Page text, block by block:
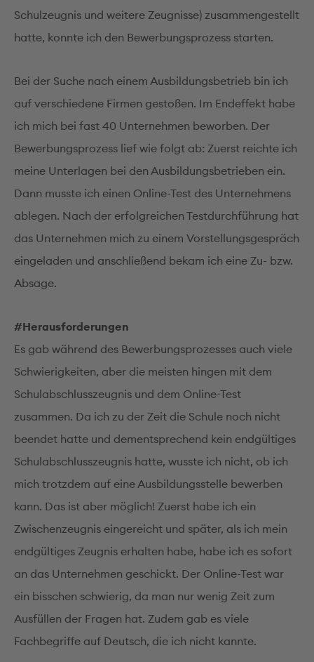
Schulzeugnis und weitere Zeugnisse) zusammengestellt
hatte, konnte ich den Bewerbungsprozess starten.
Bei der Suche nach einem Ausbildungsbetrieb bin ich
auf verschiedene Firmen gestoßen. Im Endeffekt habe
ich mich bei fast 40 Unternehmen beworben. Der
Bewerbungsprozess lief wie folgt ab: Zuerst reichte ich
meine Unterlagen bei den Ausbildungsbetrieben ein.
Dann musste ich einen Online-Test des Unternehmens
ablegen. Nach der erfolgreichen Testdurchführung hat
das Unternehmen mich zu einem Vorstellungsgespräch
eingeladen und anschließend bekam ich eine Zu- bzw.
Absage.
#Herausforderungen
Es gab während des Bewerbungsprozesses auch viele
Schwierigkeiten, aber die meisten hingen mit dem
Schulabschlusszeugnis und dem Online-Test
zusammen. Da ich zu der Zeit die Schule noch nicht
beendet hatte und dementsprechend kein endgültiges
Schulabschlusszeugnis hatte, wusste ich nicht, ob ich
mich trotzdem auf eine Ausbildungsstelle bewerben
kann. Das ist aber möglich! Zuerst habe ich ein
Zwischenzeugnis eingereicht und später, als ich mein
endgültiges Zeugnis erhalten habe, habe ich es sofort
an das Unternehmen geschickt. Der Online-Test war
ein bisschen schwierig, da man nur wenig Zeit zum
Ausfüllen der Fragen hat. Zudem gab es viele
Fachbegriffe auf Deutsch, die ich nicht kannte.